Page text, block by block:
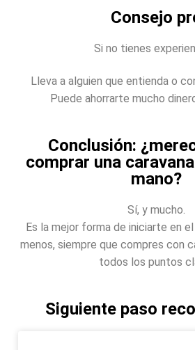
Consejo
Si no tienes
Lleva a alguien que entienda o
Puede ahorrarte mucho
Conclusión:
comprar una
mano?
Sí, y mucho.
Es la mejor forma de iniciarte en
menos, siempre que compres con
todos los puntos
Siguiente paso